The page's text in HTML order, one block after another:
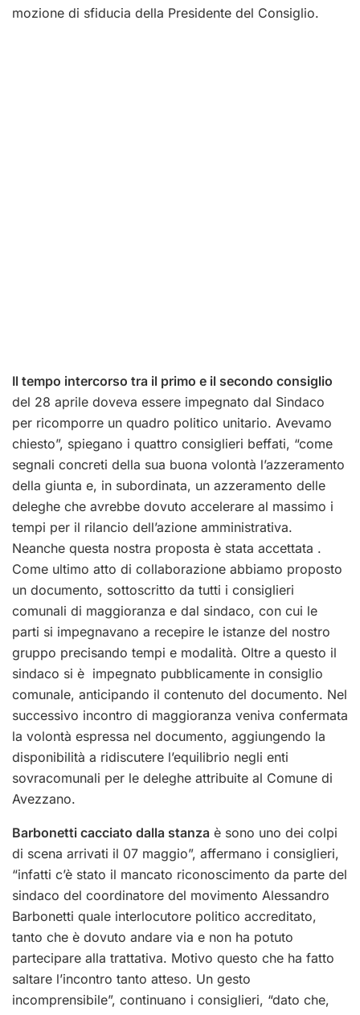
mozione di sfiducia della Presidente del Consiglio.
Il tempo intercorso tra il primo e il secondo consiglio
del 28 aprile doveva essere impegnato dal Sindaco
per ricomporre un quadro politico unitario. Avevamo
chiesto”, spiegano i quattro consiglieri beffati, “come
segnali concreti della sua buona volontà l’azzeramento
della giunta e, in subordinata, un azzeramento delle
deleghe che avrebbe dovuto accelerare al massimo i
tempi per il rilancio dell’azione amministrativa.
Neanche questa nostra proposta è stata accettata .
Come ultimo atto di collaborazione abbiamo proposto
un documento, sottoscritto da tutti i consiglieri
comunali di maggioranza e dal sindaco, con cui le
parti si impegnavano a recepire le istanze del nostro
gruppo precisando tempi e modalità. Oltre a questo il
sindaco si è impegnato pubblicamente in consiglio
comunale, anticipando il contenuto del documento. Nel
successivo incontro di maggioranza veniva confermata
la volontà espressa nel documento, aggiungendo la
disponibilità a ridiscutere l’equilibrio negli enti
sovracomunali per le deleghe attribuite al Comune di
Avezzano.
Barbonetti cacciato dalla stanza è sono uno dei colpi
di scena arrivati il 07 maggio”, affermano i consiglieri,
“infatti c’è stato il mancato riconoscimento da parte del
sindaco del coordinatore del movimento Alessandro
Barbonetti quale interlocutore politico accreditato,
tanto che è dovuto andare via e non ha potuto
partecipare alla trattativa. Motivo questo che ha fatto
saltare l’incontro tanto atteso. Un gesto
incomprensibile”, continuano i consiglieri, “dato che,